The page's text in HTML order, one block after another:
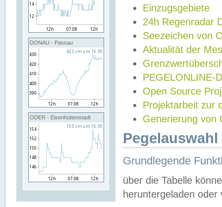
DONAU - Passau
ODER - Eisenhüttenstadt
Einzugsgebiete
24h Regenradar
Seezeichen von
Aktualität der
PEGELONLINE-
Open Source
Projektarbeit zur
Generierung von
Grundlegende
über die Tabelle
heruntergeladen oder